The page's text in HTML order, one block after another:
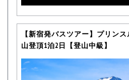
【新宿発バスツアー】プリン
山登頂1泊2日【登山中級】